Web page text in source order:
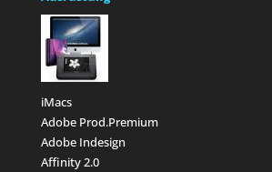
iMacs
Adobe Prod.Premium
Adobe Indesign
Affinity 2.0